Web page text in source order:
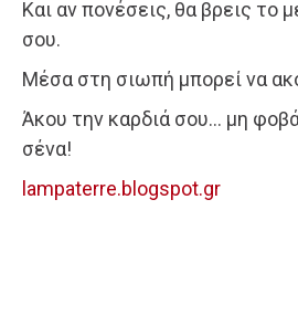
Και αν πονέσεις, θα βρεις το
σου.
Μέσα στη σιωπή μπορεί να
Άκου την καρδιά σου… μη
σένα!
lampaterre.blogspot.gr